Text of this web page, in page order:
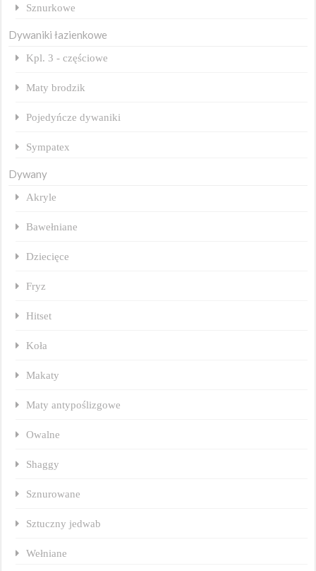
Sznurkowe
Dywaniki łazienkowe
Kpl. 3 - częściowe
Maty brodzik
Pojedyńcze dywaniki
Sympatex
Dywany
Akryle
Bawełniane
Dziecięce
Fryz
Hitset
Koła
Makaty
Maty antypoślizgowe
Owalne
Shaggy
Sznurowane
Sztuczny jedwab
Wełniane